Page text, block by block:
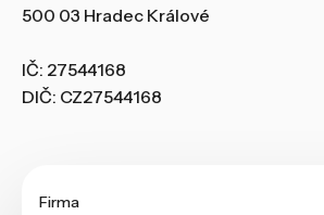
500 03 Hradec Králové
IČ: 27544168
DIČ: CZ27544168
Firma